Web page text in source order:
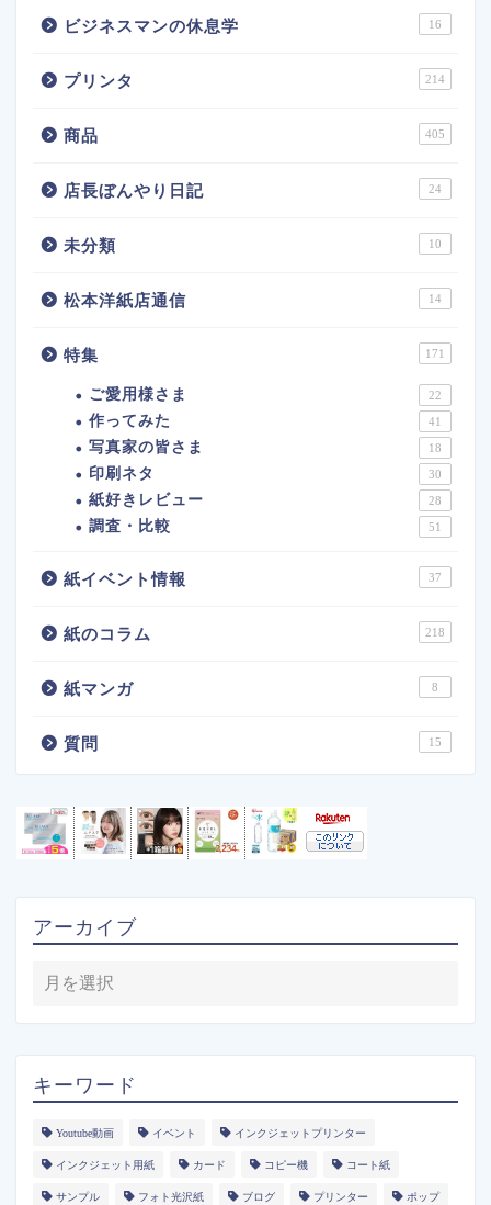
ビジネスマンの休息学 16
プリンタ 214
商品 405
店長ぼんやり日記 24
未分類 10
松本洋紙店通信 14
特集 171
ご愛用様さま 22
作ってみた 41
写真家の皆さま 18
印刷ネタ 30
紙好きレビュー 28
調査・比較 51
紙イベント情報 37
紙のコラム 218
紙マンガ 8
質問 15
アーカイブ
キーワード
Youtube動画 イベント インクジェットプリンター
インクジェット用紙 カード コピー機 コート紙
サンプル フォト光沢紙 ブログ プリンター ポップ